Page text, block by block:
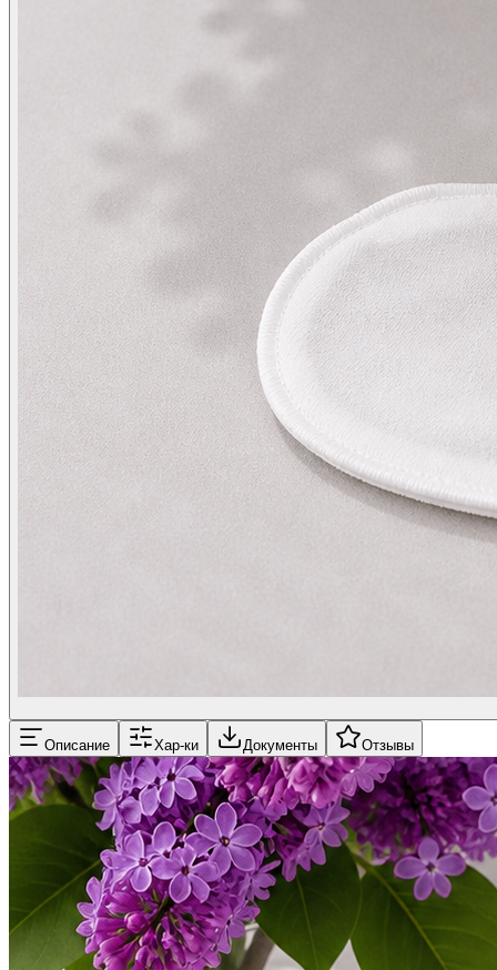
Описание Хар-ки Документы Отзывы